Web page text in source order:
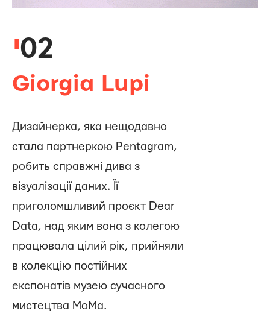
02
Giorgia Lupi
Дизайнерка, яка нещодавно
стала партнеркою Pentagram,
робить справжні дива з
візуалізації даних. Її
приголомшливий проєкт Dear
Data, над яким вона з колегою
працювала цілий рік, прийняли
в колекцію постійних
експонатів музею сучасного
мистецтва МоМа.